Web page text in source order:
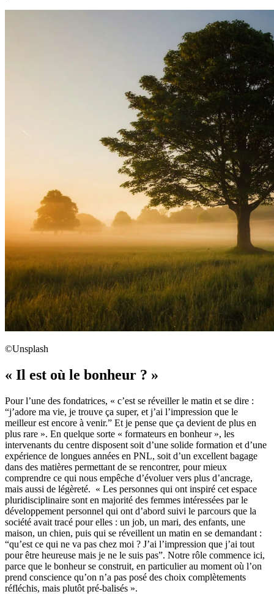
©Unsplash
« Il est où le bonheur ? »
Pour l’une des fondatrices, « c’est se réveiller le matin et se dire :
“j’adore ma vie, je trouve ça super, et j’ai l’impression que le
meilleur est encore à venir.” Et je pense que ça devient de plus en
plus rare ». En quelque sorte « formateurs en bonheur », les
intervenants du centre disposent soit d’une solide formation et d’une
expérience de longues années en PNL, soit d’un excellent bagage
dans des matières permettant de se rencontrer, pour mieux
comprendre ce qui nous empêche d’évoluer vers plus d’ancrage,
mais aussi de légèreté. « Les personnes qui ont inspiré cet espace
pluridisciplinaire sont en majorité des femmes intéressées par le
développement personnel qui ont d’abord suivi le parcours que la
société avait tracé pour elles : un job, un mari, des enfants, une
maison, un chien, puis qui se réveillent un matin en se demandant :
“qu’est ce qui ne va pas chez moi ? J’ai l’impression que j’ai tout
pour être heureuse mais je ne le suis pas”. Notre rôle commence ici,
parce que le bonheur se construit, en particulier au moment où l’on
prend conscience qu’on n’a pas posé des choix complètements
réfléchis, mais plutôt pré-balisés ».